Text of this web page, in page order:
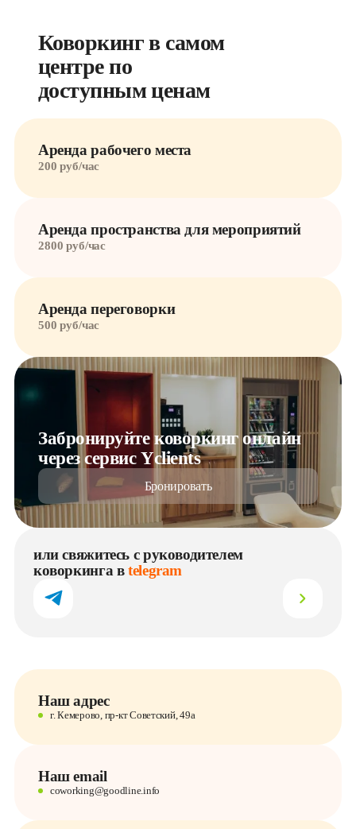
Коворкинг в самом
центре по
доступным ценам
Забронируйте коворкинг онлайн
через сервис Yclients
Бронировать
или свяжитесь с руководителем
коворкинга вtelegram
Аренда рабочего места
200 руб/час
Аренда пространства для мероприятий
2800 руб/час
Аренда переговорки
500 руб/час
Наш адрес
г. Кемерово, пр-кт Советский, 49а
Наш email
coworking@goodline.info